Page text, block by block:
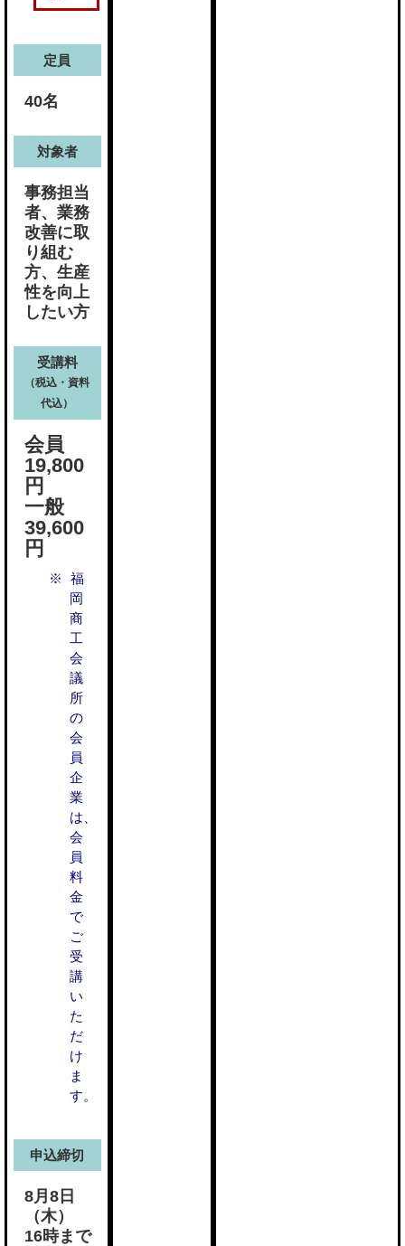
定員
40名
対象者
事務担当
者、業務
改善に取
り組む
方、生産
性を向上
したい方
受講料
（税込・資料
代込）
会員
19,800
円
一般
39,600
円
福
岡
商
工
会
議
所
の
会
員
企
業
は、
会
員
料
金
で
ご
受
講
い
た
だ
け
ま
す。
申込締切
8月8日
（木）
16時まで